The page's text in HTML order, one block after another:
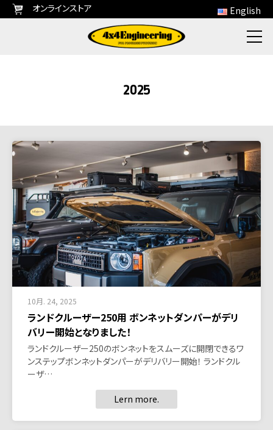
オンラインストア English
2025
10月. 24, 2025
ランドクルーザー250用 ボンネットダンパーがデリ
バリー開始となりました！
ランドクルーザー250のボンネットをスムーズに開閉できるワ
ンステップボンネットダンパーがデリバリー開始！ ランドクル
ーザ…
Lern more.